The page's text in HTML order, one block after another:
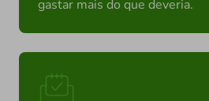
gastar mais do que deveria.